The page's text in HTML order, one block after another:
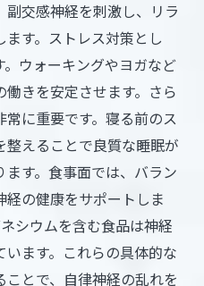
交感神経を刺激し、リラ
す。ストレス対策とし
ウォーキングやヨガなど
きを安定させます。さら
に重要です。寝る前のス
えることで良質な睡眠が
す。食事面では、バラン
の健康をサポートしま
シウムを含む食品は神経
ます。これらの具体的な
とで、自律神経の乱れを